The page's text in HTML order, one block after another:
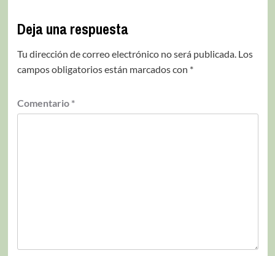
Deja una respuesta
Tu dirección de correo electrónico no será publicada. Los
campos obligatorios están marcados con *
Comentario *